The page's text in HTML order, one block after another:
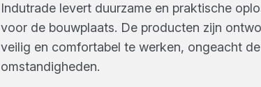
Indutrade levert duurzame en praktische
voor de bouwplaats. De producten zijn
veilig en comfortabel te werken, ongeacht de
omstandigheden.